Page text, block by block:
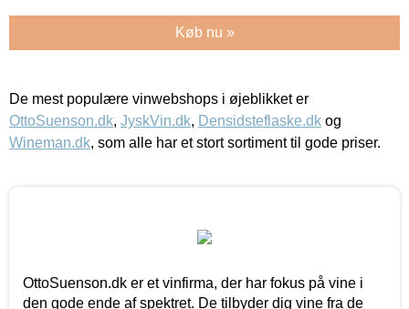
Køb nu »
De mest populære vinwebshops i øjeblikket er
OttoSuenson.dk, JyskVin.dk, Densidsteflaske.dk og
Wineman.dk, som alle har et stort sortiment til gode priser.
OttoSuenson.dk er et vinfirma, der har fokus på vine i
den gode ende af spektret. De tilbyder dig vine fra de